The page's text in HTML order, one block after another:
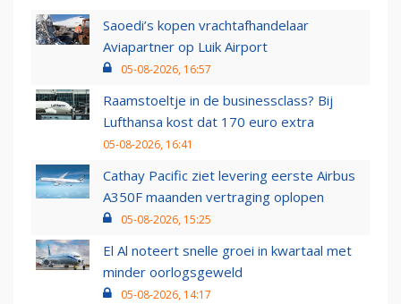
Saoedi’s kopen vrachtafhandelaar
Aviapartner op Luik Airport
05-08-2026, 16:57
Raamstoeltje in de businessclass? Bij
Lufthansa kost dat 170 euro extra
05-08-2026, 16:41
Cathay Pacific ziet levering eerste Airbus
A350F maanden vertraging oplopen
05-08-2026, 15:25
El Al noteert snelle groei in kwartaal met
minder oorlogsgeweld
05-08-2026, 14:17